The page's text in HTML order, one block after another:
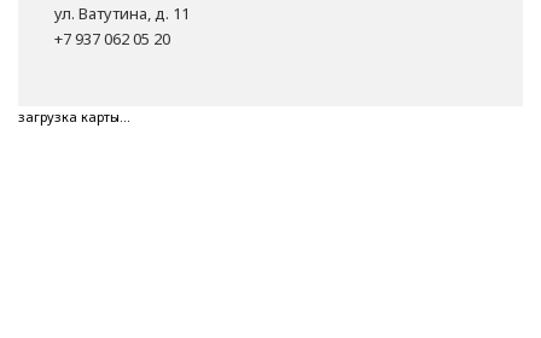
ул. Ватутина, д. 11
+7 937 062 05 20
загрузка карты...